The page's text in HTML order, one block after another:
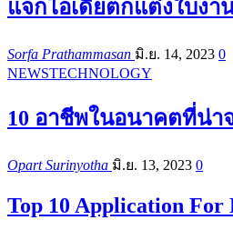
แจกไอเดียตกแต่งใบงา
Sorfa Prathammasan มิ.ย. 14, 2023 0
NEWSTECHNOLOGY
10 อาชีพในอนาคตที่น่า
Opart Surinyotha มิ.ย. 13, 2023 0
Top 10 Application For